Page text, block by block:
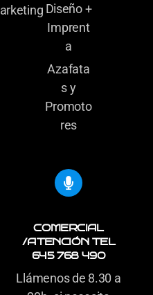
arketing Diseño +
Imprent
a
Azafata
s y
Promoto
res
COMERCIAL
/ATENCIÓN TEL
645 768 490
Llámenos de 8.30 a